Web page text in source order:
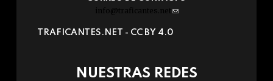
info@traficantes.net (link
e-
TRAFICANTES.NET - CC BY 4.0
NUESTRAS REDES